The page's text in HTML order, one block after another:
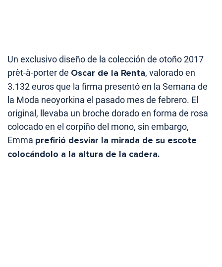
Un exclusivo diseño de la colección de otoño 2017
prèt-à-porter de Oscar de la Renta, valorado en
3.132 euros que la firma presentó en la Semana de
la Moda neoyorkina el pasado mes de febrero. El
original, llevaba un broche dorado en forma de rosa
colocado en el corpiño del mono, sin embargo,
Emma prefirió desviar la mirada de su escote
colocándolo a la altura de la cadera.